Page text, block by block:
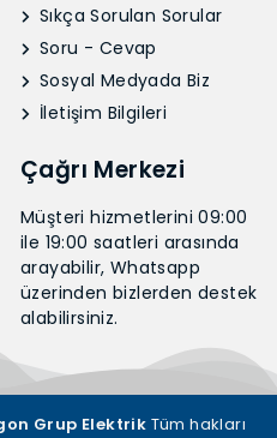
Sıkça Sorulan Sorular
Soru - Cevap
Sosyal Medyada Biz
İletişim Bilgileri
Çağrı Merkezi
Müşteri hizmetlerini 09:00
ile 19:00 saatleri arasında
arayabilir, Whatsapp
üzerinden bizlerden destek
alabilirsiniz.
Grup Elektrik Tüm hakları